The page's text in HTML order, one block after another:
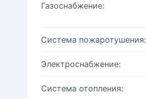
Газоснабжение:
Система пожаротушения:
Электроснабжение:
Система отопления: